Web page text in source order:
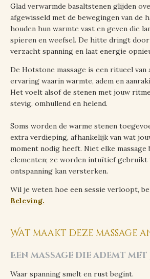
Glad verwarmde basaltstenen glijden
afgewisseld met de bewegingen van de
houden hun warmte vast en geven die
spieren en weefsel. De hitte dringt
verzacht spanning en laat energie
De Hotstone massage is een ritueel van
ervaring waarin warmte, adem en
Het voelt alsof de stenen met jouw
stevig, omhullend en helend.
Soms worden de warme stenen
extra verdieping, afhankelijk van wat
moment nodig heeft. Niet elke
elementen; ze worden intuïtief gebruikt
ontspanning kan versterken.
Wil je weten hoe een sessie verloopt,
Beleving.
Wat maakt deze massage
Een massage die ademt
Waar spanning smelt en rust begint.